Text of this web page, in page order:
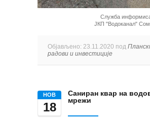
Служба
ЈКП "Водоканал"
Објављено: 23.11.2020 под
радови и инвестиције
НОВ
18
Саниран квар на
мрежи